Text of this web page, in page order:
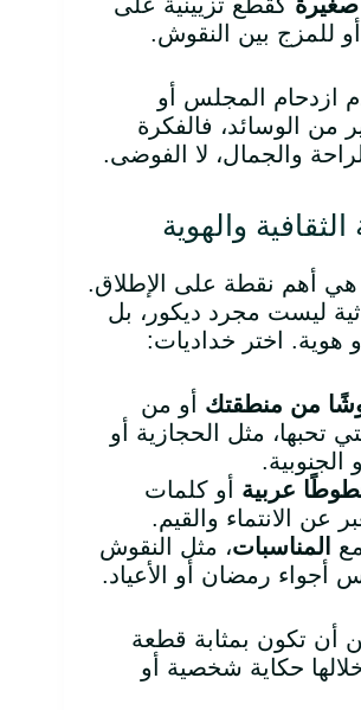
أو للمزج بين النقوش.
ازدحام المجلس أو
من الوسائد، فالفكرة
والجمال، لا الفوضى.
هي أهم نقطة على الإطلاق.
ليست مجرد ديكور، بل
هوية. اختر خداديات:
من منطقتك أو من
تحبها، مثل الحجازية أو
الجنوبية.
عربية أو كلمات
عن الانتماء والقيم.
المناسبات، مثل النقوش
أجواء رمضان أو الأعياد.
أن تكون بمثابة قطعة
حكاية شخصية أو